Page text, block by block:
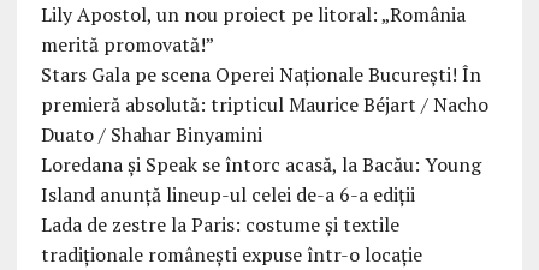
Lily Apostol, un nou proiect pe litoral: „România
merită promovată!”
Stars Gala pe scena Operei Naționale București! În
premieră absolută: tripticul Maurice Béjart / Nacho
Duato / Shahar Binyamini
Loredana și Speak se întorc acasă, la Bacău: Young
Island anunță lineup-ul celei de-a 6-a ediții
Lada de zestre la Paris: costume și textile
tradiționale românești expuse într-o locație